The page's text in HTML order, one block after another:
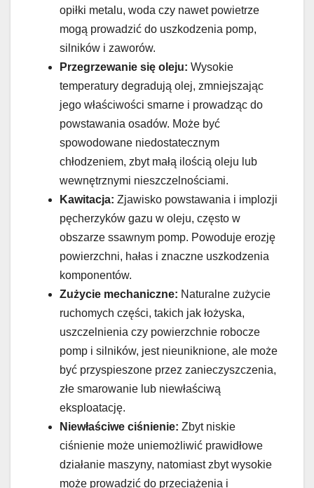
opiłki metalu, woda czy nawet powietrze
mogą prowadzić do uszkodzenia pomp,
silników i zaworów.
Przegrzewanie się oleju: Wysokie
temperatury degradują olej, zmniejszając
jego właściwości smarne i prowadząc do
powstawania osadów. Może być
spowodowane niedostatecznym
chłodzeniem, zbyt małą ilością oleju lub
wewnętrznymi nieszczelnościami.
Kawitacja: Zjawisko powstawania i implozji
pęcherzyków gazu w oleju, często w
obszarze ssawnym pomp. Powoduje erozję
powierzchni, hałas i znaczne uszkodzenia
komponentów.
Zużycie mechaniczne: Naturalne zużycie
ruchomych części, takich jak łożyska,
uszczelnienia czy powierzchnie robocze
pomp i silników, jest nieuniknione, ale może
być przyspieszone przez zanieczyszczenia,
złe smarowanie lub niewłaściwą
eksploatację.
Niewłaściwe ciśnienie: Zbyt niskie
ciśnienie może uniemożliwić prawidłowe
działanie maszyny, natomiast zbyt wysokie
może prowadzić do przeciążenia i